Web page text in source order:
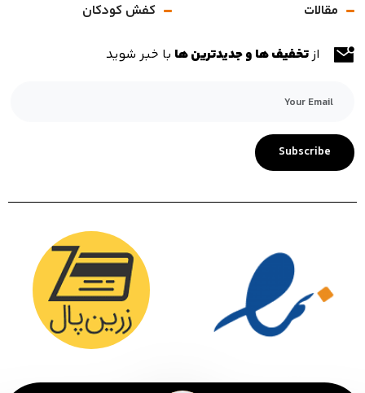
مقالات
کفش کودکان
ازتخفیف ها و جدیدترین ها با خبر شوید
Subscribe